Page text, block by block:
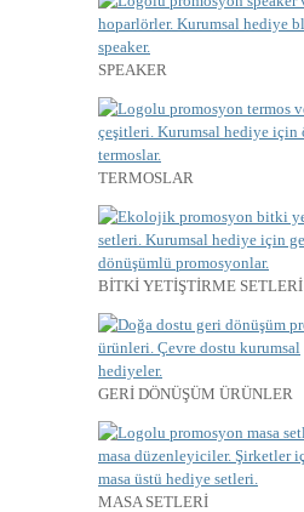
SPEAKER
TERMOSLAR
BİTKİ YETİŞTİRME SETLERİ
GERİ DÖNÜŞÜM ÜRÜNLER
MASA SETLERİ